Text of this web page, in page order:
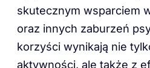
skutecznym wsparciem
oraz innych zaburzeń
korzyści wynikają nie
aktywności, ale także z